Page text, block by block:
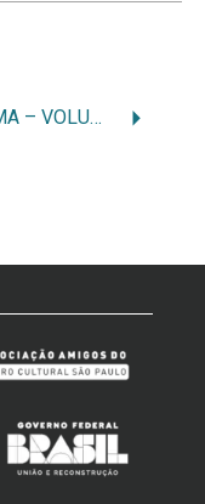
CINEMA – VOLUME 4